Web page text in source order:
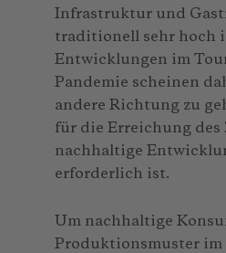
Infrastruktur und
traditionell sehr hoch
Entwicklungen im
Pandemie scheinen
andere Richtung zu
für die Erreichung des
nachhaltige
erforderlich ist.
Um nachhaltige
Produktionsmuster im